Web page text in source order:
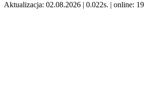
Aktualizacja: 02.08.2026 | 0.022s. | online: 19